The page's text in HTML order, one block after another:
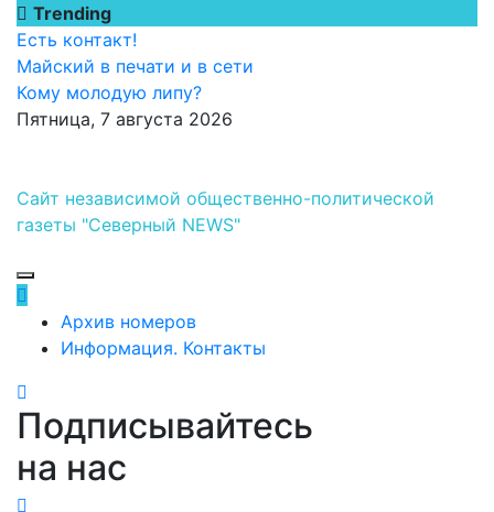
Перейти
содержимому
Trending
Есть контакт!
Майский в печати и в сети
Кому молодую липу?
Пятница, 7 августа 2026
Сайт независимой общественно-политической
газеты "Северный NEWS"
Архив номеров
Информация. Контакты
Подписывайтесь
на нас